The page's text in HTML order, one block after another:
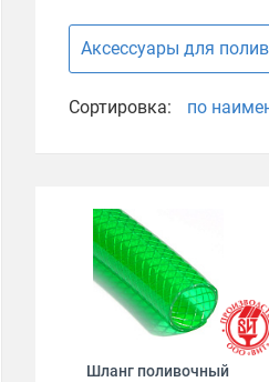
Аксессуары для
Сортировка: по
Шланг поливочный